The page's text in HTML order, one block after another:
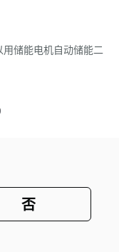
储能电机自动储能二